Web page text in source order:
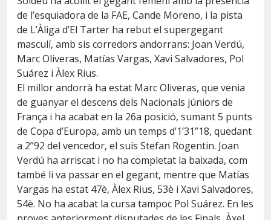
de l’esquiadora de la FAE, Cande Moreno, i la pista
de L’Àliga d’El Tarter ha rebut el supergegant
masculí, amb sis corredors andorrans: Joan Verdú,
Marc Oliveras, Matías Vargas, Xavi Salvadores, Pol
Suárez i Àlex Rius.
El millor andorrà ha estat Marc Oliveras, que venia
de guanyar el descens dels Nacionals júniors de
França i ha acabat en la 26a posició, sumant 5 punts
de Copa d’Europa, amb un temps d’1’31”18, quedant
a 2”92 del vencedor, el suís Stefan Rogentin. Joan
Verdú ha arriscat i no ha completat la baixada, com
també li va passar en el gegant, mentre que Matías
Vargas ha estat 47è, Àlex Rius, 53è i Xavi Salvadores,
54è. No ha acabat la cursa tampoc Pol Suárez. En les